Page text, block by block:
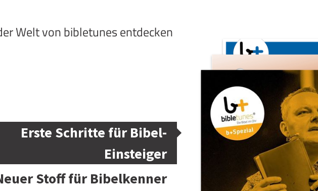
Welt von bibletunes entdecken
Erste Schritte für Bibel-
Einsteiger
Stoff für Bibelkenner